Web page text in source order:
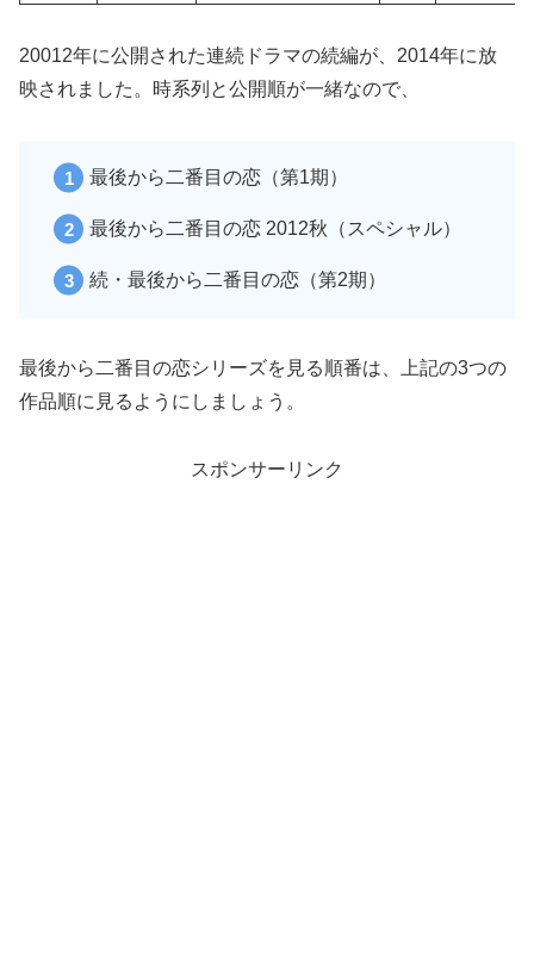
20012年に公開された連続ドラマの続編が、2014年に放
映されました。時系列と公開順が一緒なので、
最後から二番目の恋（第1期）
最後から二番目の恋 2012秋（スペシャル）
続・最後から二番目の恋（第2期）
最後から二番目の恋シリーズを見る順番は、上記の3つの
作品順に見るようにしましょう。
スポンサーリンク